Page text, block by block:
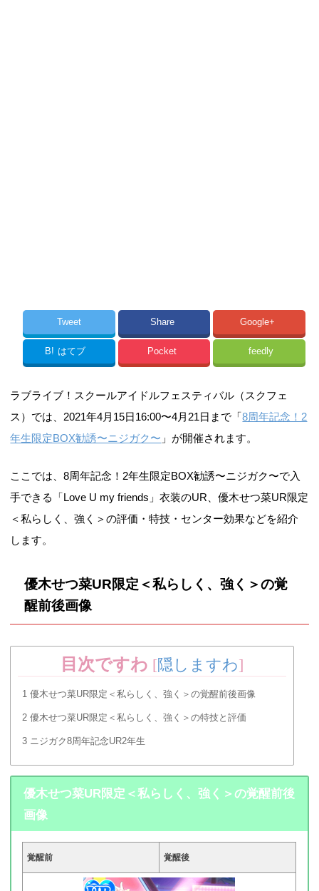
Tweet Share Google+
B! はてブ Pocket feedly
ラブライブ！スクールアイドルフェスティバル（スクフェ
ス）では、2021年4月15日16:00〜4月21日まで「8周年記念！2
年生限定BOX勧誘〜ニジガク〜 」が開催されます。
ここでは、8周年記念！2年生限定BOX勧誘〜ニジガク〜で入
手できる「Love U my friends」衣装のUR、優木せつ菜UR限定
＜私らしく、強く＞の評価・特技・センター効果などを紹介
します。
優木せつ菜UR限定＜私らしく、強く＞の覚
醒前後画像
目次ですわ [隠しますわ]
1 優木せつ菜UR限定＜私らしく、強く＞の覚醒前後画像
2 優木せつ菜UR限定＜私らしく、強く＞の特技と評価
3 ニジガク8周年記念UR2年生
優木せつ菜UR限定＜私らしく、強く＞の覚醒前後
画像
覚醒前 覚醒後